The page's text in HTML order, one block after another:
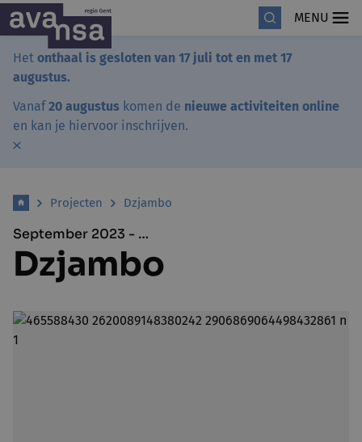
MENU
Het onthaal is gesloten van 17 juli tot en met 17
augustus.
Vanaf20 augustus komen de nieuwe activiteiten online
en kan je hiervoor inschrijven.
Projecten Dzjambo
September 2023 - …
Dzjambo